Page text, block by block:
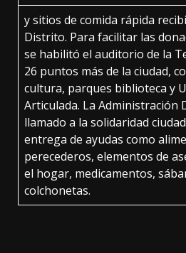
y sitios de comida rápida
Distrito. Para facilitar las
se habilitó el auditorio de la
26 puntos más de la ciudad,
cultura, parques biblioteca y
Articulada. La Administración
llamado a la solidaridad
entrega de ayudas como
perecederos, elementos de
el hogar, medicamentos,
colchonetas.